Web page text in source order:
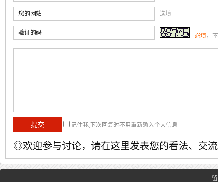
您的网站 选填
验证的码 必填，
记住我,下次回复时不用重新输入个人信息
◎欢迎参与讨论，请在这里发表您的看法、交